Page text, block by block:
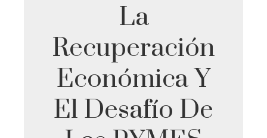
La
Recuperación
Económica Y
El Desafío De